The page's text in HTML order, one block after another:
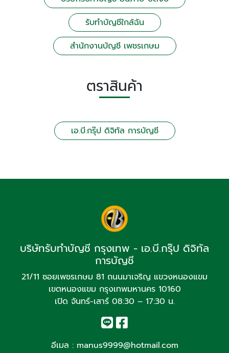
รับทำบัญชีใกล้ฉัน
สำนักงานบัญชี เพชรเกษม
ตราสินค้า
เอ.บี.กรุ๊ป ดิจิทัล การบัญชี
บริษัทรับทำบัญชี กรุงเทพ - เอ.บี.กรุ๊ป ดิจิทัล
การบัญชี
21/11 ซอยเพชรเกษม 81 ถนนมาเจริญ แขวงหนองแขม
เขตหนองแขม กรุงเทพมหานคร 10160
เปิด จันทร์-เสาร์ 08:30 – 17:30 น.
อีเมล : manus9999@hotmail.com